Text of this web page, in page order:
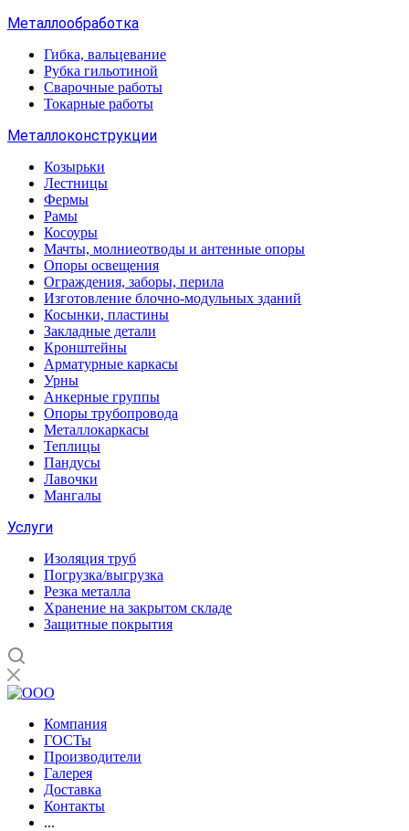
Металлообработка
Гибка, вальцевание
Рубка гильотиной
Сварочные работы
Токарные работы
Металлоконструкции
Козырьки
Лестницы
Фермы
Рамы
Косоуры
Мачты, молниеотводы и антенные опоры
Опоры освещения
Ограждения, заборы, перила
Изготовление блочно-модульных зданий
Косынки, пластины
Закладные детали
Кронштейны
Арматурные каркасы
Урны
Анкерные группы
Опоры трубопровода
Металлокаркасы
Теплицы
Пандусы
Лавочки
Мангалы
Услуги
Изоляция труб
Погрузка/выгрузка
Резка металла
Хранение на закрытом складе
Защитные покрытия
Компания
ГОСТы
Производители
Галерея
Доставка
Контакты
...